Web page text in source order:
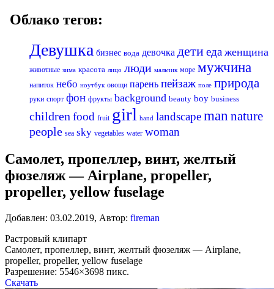
Облако тегов:
Девушка бизнес вода девочка детиеда женщина
животные зима красота лицо люди мальчик море мужчина
напиток небо ноутбук овощи парень пейзаж поле природа
руки спорт фон фрукты background beauty boy business
childrenfood fruit girl hand landscapeman nature
people sea sky vegetables water woman
Самолет, пропеллер, винт, желтый
фюзеляж — Airplane, propeller,
propeller, yellow fuselage
Добавлен: 03.02.2019, Автор: fireman
Растровый клипарт
Самолет, пропеллер, винт, желтый фюзеляж — Airplane,
propeller, propeller, yellow fuselage
Разрешение: 5546×3698 пикс.
Скачать